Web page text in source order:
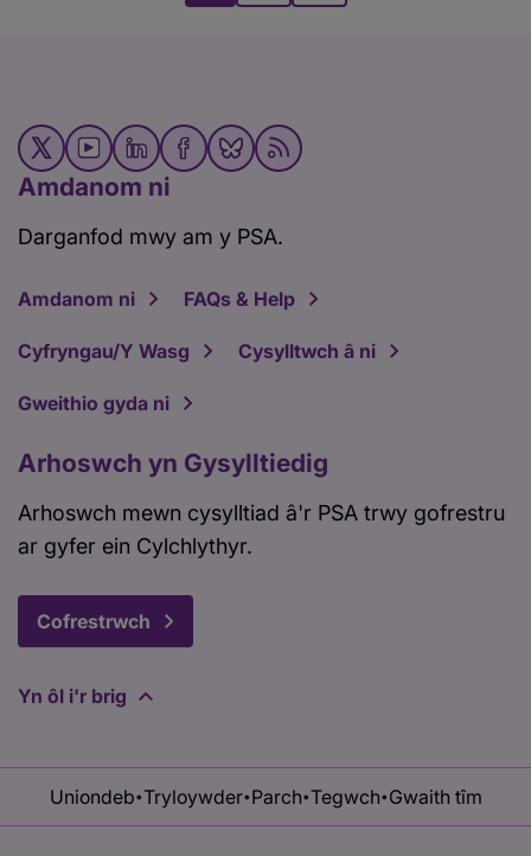
Amdanom ni
Darganfod mwy am y PSA.
Amdanom ni FAQs & Help
Cyfryngau/Y Wasg Cysylltwch â ni
Gweithio gyda ni
Arhoswch yn Gysylltiedig
Arhoswch mewn cysylltiad â'r PSA trwy gofrestru
ar gyfer ein Cylchlythyr.
Cofrestrwch
Yn ôl i'r brig
Uniondeb•Tryloywder• Parch•Tegwch• Gwaith tîm